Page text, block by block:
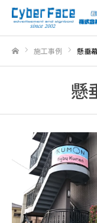
施工事例 懸垂
懸